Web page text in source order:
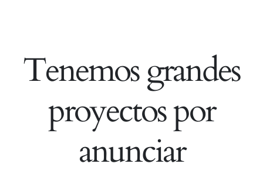
Tenemos grandes
proyectos por
anunciar